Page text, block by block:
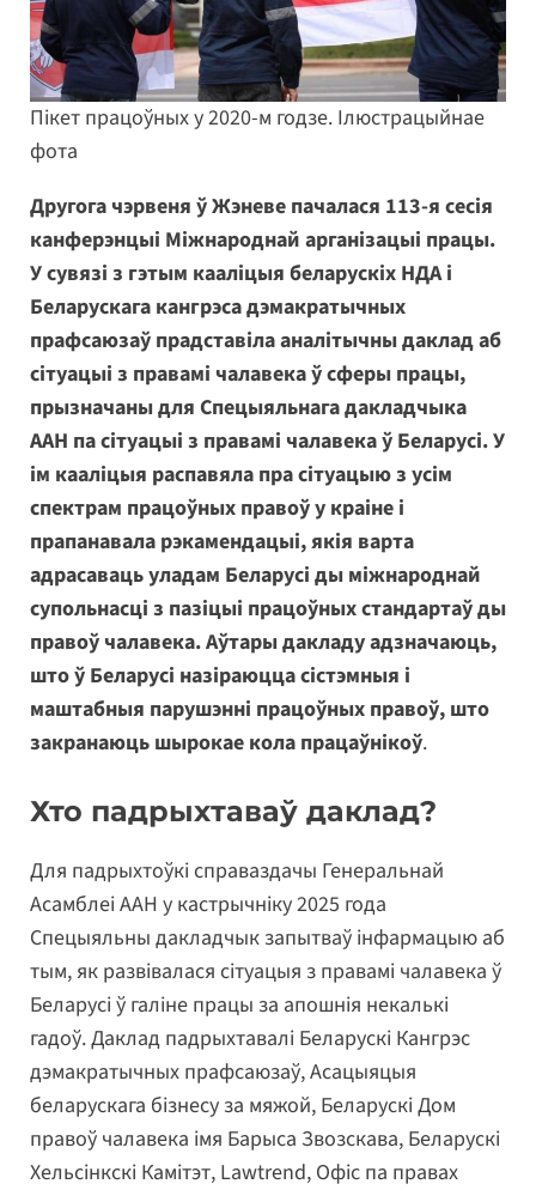
Пікет працоўных у 2020-м годзе. Ілюстрацыйнае
фота
Другога чэрвеня ў Жэневе пачалася 113-я сесія
канферэнцыі Міжнароднай арганізацыі працы.
У сувязі з гэтым кааліцыя беларускіх НДА і
Беларускага кангрэса дэмакратычных
прафсаюзаў прадставіла аналітычны даклад аб
сітуацыі з правамі чалавека ў сферы працы,
прызначаны для Спецыяльнага дакладчыка
ААН па сітуацыі з правамі чалавека ў Беларусі. У
ім кааліцыя распавяла пра сітуацыю з усім
спектрам працоўных правоў у краіне і
прапанавала рэкамендацыі, якія варта
адрасаваць уладам Беларусі ды міжнароднай
супольнасці з пазіцыі працоўных стандартаў ды
правоў чалавека. Аўтары дакладу адзначаюць,
што ў Беларусі назіраюцца сістэмныя і
маштабныя парушэнні працоўных правоў, што
закранаюць шырокае кола працаўнікоў.
Хто падрыхтаваў даклад?
Для падрыхтоўкі справаздачы Генеральнай
Асамблеі ААН у кастрычніку 2025 года
Спецыяльны дакладчык запытваў інфармацыю аб
тым, як развівалася сітуацыя з правамі чалавека ў
Беларусі ў галіне працы за апошнія некалькі
гадоў. Даклад падрыхтавалі Беларускі Кангрэс
дэмакратычных прафсаюзаў, Асацыяцыя
беларускага бізнесу за мяжой, Беларускі Дом
правоў чалавека імя Барыса Звозскава, Беларускі
Хельсінкскі Камітэт, Lawtrend, Офіс па правах